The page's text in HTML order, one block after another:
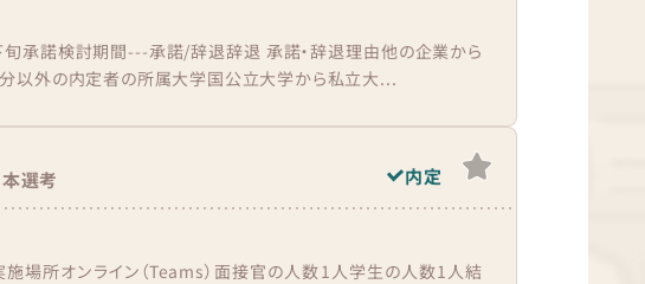
承諾検討期間---承諾/辞退辞退 承諾・辞退理由他の企業から
分以外の内定者の所属大学国公立大学から私立大...
本選考 内定
場所オンライン（Teams）面接官の人数1人学生の人数1人結